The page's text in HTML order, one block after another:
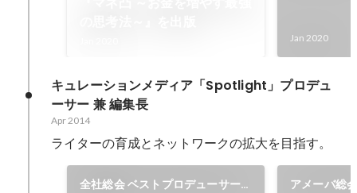
Jan 2020
キュレーションメディア「Spotlight」プロデュ
ーサー 兼 編集長
Apr 2014
ライターの育成とネットワークの拡大を目指す。
全社総会 ベストプロデューサー
アメーバ総